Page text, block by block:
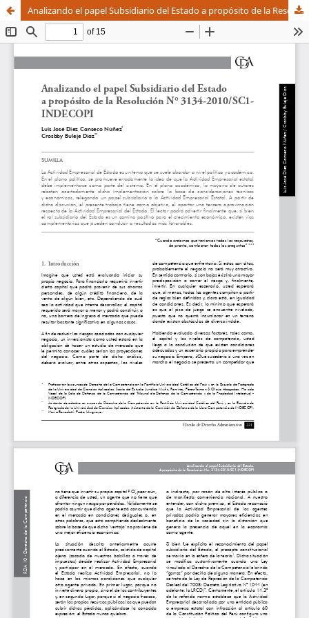
Analizando el papel Subsidiario del Estado a propósito de la Resolución N° 3134-2010/SC1- INDECOPI